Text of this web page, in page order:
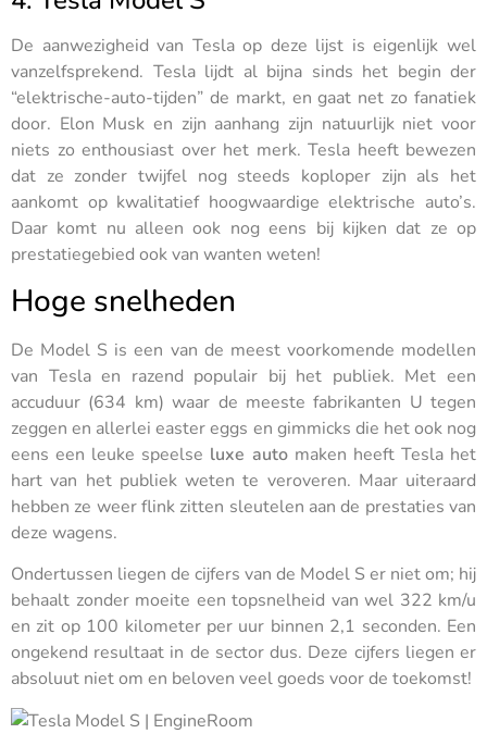
De aanwezigheid van Tesla op deze lijst is eigenlijk wel
vanzelfsprekend. Tesla lijdt al bijna sinds het begin der
“elektrische-auto-tijden” de markt, en gaat net zo fanatiek
door. Elon Musk en zijn aanhang zijn natuurlijk niet voor
niets zo enthousiast over het merk. Tesla heeft bewezen
dat ze zonder twijfel nog steeds koploper zijn als het
aankomt op kwalitatief hoogwaardige elektrische auto’s.
Daar komt nu alleen ook nog eens bij kijken dat ze op
prestatiegebied ook van wanten weten!
Hoge snelheden
De Model S is een van de meest voorkomende modellen
van Tesla en razend populair bij het publiek. Met een
accuduur (634 km) waar de meeste fabrikanten U tegen
zeggen en allerlei easter eggs en gimmicks die het ook nog
eens een leuke speelse luxe automaken heeft Tesla het
hart van het publiek weten te veroveren. Maar uiteraard
hebben ze weer flink zitten sleutelen aan de prestaties van
deze wagens.
Ondertussen liegen de cijfers van de Model S er niet om; hij
behaalt zonder moeite een topsnelheid van wel 322 km/u
en zit op 100 kilometer per uur binnen 2,1 seconden. Een
ongekend resultaat in de sector dus. Deze cijfers liegen er
absoluut niet om en beloven veel goeds voor de toekomst!